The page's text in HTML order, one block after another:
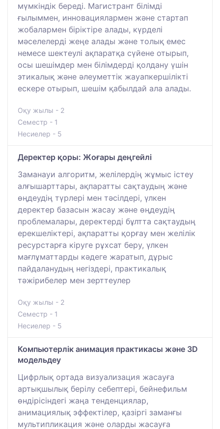
мүмкіндік береді. Магистрант білімді
ғылыммен, инновациялармен және стартап
жобалармен біріктіре алады, күрделі
мәселелерді жеңе алады және толық емес
немесе шектеулі ақпаратқа сүйене отырып,
осы шешімдер мен білімдерді қолдану үшін
этикалық және әлеуметтік жауапкершілікті
ескере отырып, шешім қабылдай ала алады.
Оқу жылы - 2
Семестр - 1
Несиелер - 5
Деректер қоры: Жоғары деңгейлі
Заманауи алгоритм, желілердің жұмыс істеу
алғышарттары, ақпаратты сақтаудың және
өңдеудің түрлері мен тәсілдері, үлкен
деректер базасын жасау және өңдеудің
проблемалары, деректерді бұлтта сақтаудың
ерекшеліктері, ақпаратты қорғау мен желілік
ресурстарға кіруге рұхсат беру, үлкен
мағлұматтарды кәдеге жаратып, дұрыс
пайдаланудың негіздері, практикалық
тәжірибелер мен зерттеулер
Оқу жылы - 2
Семестр - 1
Несиелер - 5
Компьютерлік анимация практикасы және 3D
модельдеу
Цифрлық ортада визуализация жасауға
артықшылық берілу себептері, бейнефильм
өндірісіндегі жаңа тенденциялар,
анимациялық эффектілер, қазіргі заманғы
мультипликация және оларды жасауға